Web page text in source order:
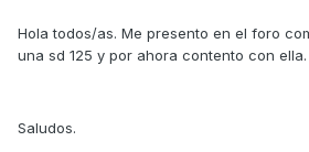
Hola todos/as. Me presento en el foro
una sd 125 y por ahora contento con ella.
Saludos.